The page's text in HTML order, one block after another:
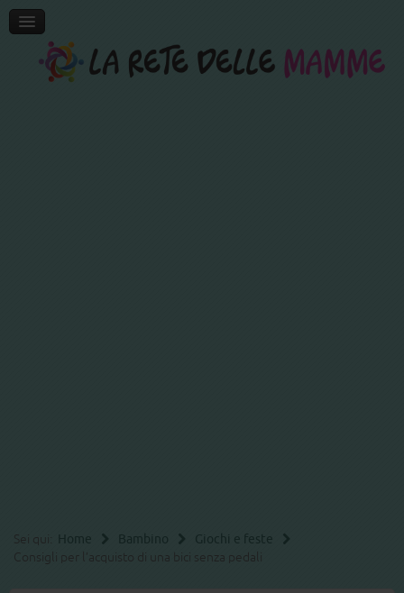
Sei qui: Home Bambino
Giochi e feste
Consigli per l’acquisto di una bici senza pedali